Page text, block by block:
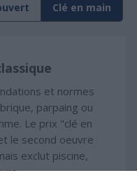
Clé en main
et normes
parpaing ou
Le prix "clé en
le second oeuvre
exclut piscine,